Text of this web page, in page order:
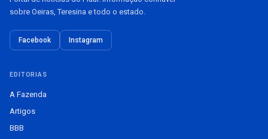
sobre Oeiras, Teresina e todo o estado.
Facebook Instagram
EDITORIAS
A Fazenda
Artigos
BBB